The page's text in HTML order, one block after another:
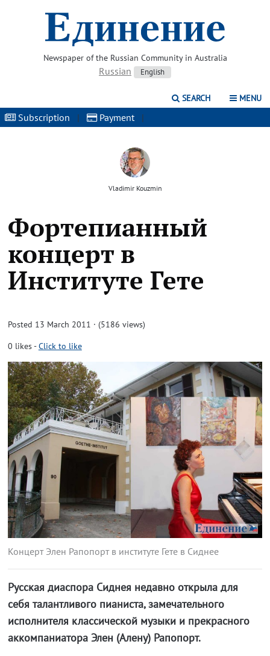
Newspaper of the Russian Community in Australia
Russian English
SEARCH MENU
Subscription | Payment |
Vladimir Kouzmin
Фортепианный
концерт в
Институте Гете
Posted 13 March 2011 · (5186 views)
0 likes-Click to like
Концерт Элен Рапопорт в институте Гете в Сиднее
Русская диаспора Сиднея недавно открыла для
себя талантливого пианиста, замечательного
исполнителя классической музыки и прекрасного
аккомпаниатора Элен (Алену) Рапопорт.